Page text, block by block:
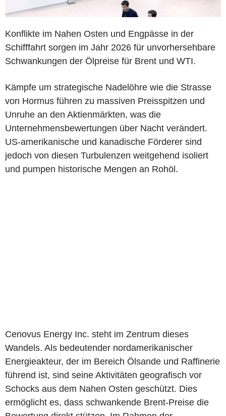
Konflikte im Nahen Osten und Engpässe in der
Schifffahrt sorgen im Jahr 2026 für unvorhersehbare
Schwankungen der Ölpreise für Brent und WTI.
Kämpfe um strategische Nadelöhre wie die Strasse
von Hormus führen zu massiven Preisspitzen und
Unruhe an den Aktienmärkten, was die
Unternehmensbewertungen über Nacht verändert.
US-amerikanische und kanadische Förderer sind
jedoch von diesen Turbulenzen weitgehend isoliert
und pumpen historische Mengen an Rohöl.
Cenovus Energy Inc. steht im Zentrum dieses
Wandels. Als bedeutender nordamerikanischer
Energieakteur, der im Bereich Ölsande und Raffinerie
führend ist, sind seine Aktivitäten geografisch vor
Schocks aus dem Nahen Osten geschützt. Dies
ermöglicht es, dass schwankende Brent-Preise die